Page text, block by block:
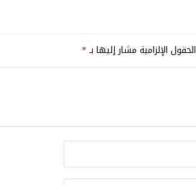
الحقول الإلزامية مشار إليها بـ*